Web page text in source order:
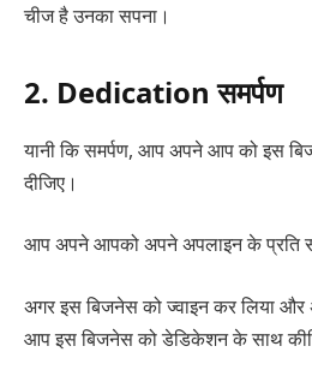
चीज है उनका सपना।
2. Dedication समर्पण
यानी कि समर्पण, आप अपने आप को इस
दीजिए।
आप अपने आपको अपने अपलाइन के प्रति
अगर इस बिजनेस को ज्वाइन कर लिया और
आप इस बिजनेस को डेडिकेशन के साथ